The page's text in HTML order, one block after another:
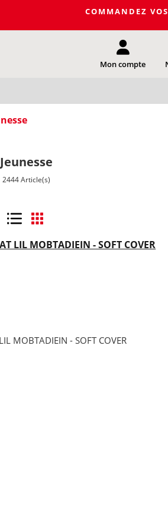
COMMANDEZ VOS
Mon compte
Jeunesse
2444 Article(s)
Liste Grille
LIL MOBTADIEIN - SOFT COVER
MOBTADIEIN - SOFT COVER